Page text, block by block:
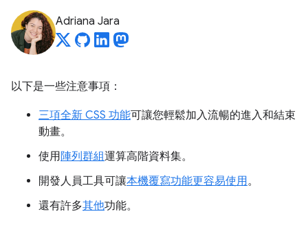
Adriana Jara
以下是一些注意事項：
三項全新 CSS 功能可讓您輕鬆加入流暢的進入和結束
動畫。
使用陣列群組運算高階資料集。
開發人員工具可讓本機覆寫功能更容易使用。
還有許多其他功能。